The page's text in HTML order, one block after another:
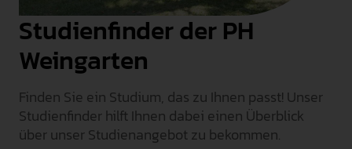
ALUMNI
INTERNATIONAL
PRESSE
GEBÄRDENSPRACHE
LEICHTE SPRACHE
Studienfinder der PH
Weingarten
Finden Sie ein Studium, das zu Ihnen passt! Unser
Studienfinder hilft Ihnen dabei einen Überblick
über unser Studienangebot zu bekommen.